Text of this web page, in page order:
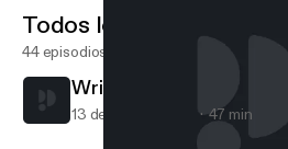
Todos los episodios
44 episodios
Writing Dharma and Greg
13 de mar de 2020 47 min